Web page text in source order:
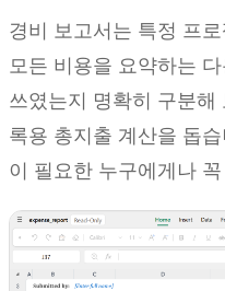
경비 보고서는 특정 프
모든 비용을 요약하는
쓰였는지 명확히 구분해
록용 총지출 계산을 돕
이 필요한 누구에게나